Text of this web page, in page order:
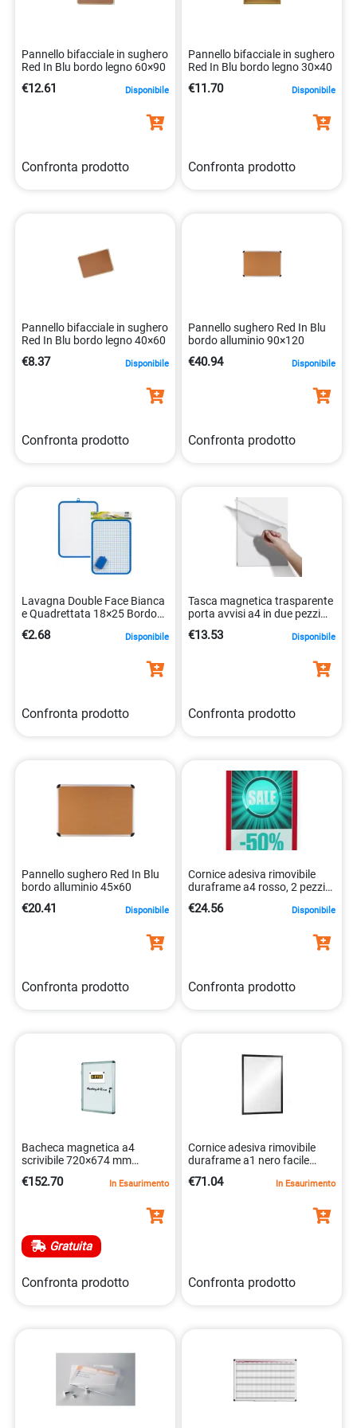
Pannello bifacciale in sughero
Red In Blu bordo legno 60×90
€12.61 Disponibile
Confronta prodotto
Pannello bifacciale in sughero
Red In Blu bordo legno 30×40
€11.70 Disponibile
Confronta prodotto
Pannello bifacciale in sughero
Red In Blu bordo legno 40×60
€8.37 Disponibile
Confronta prodotto
Pannello sughero Red In Blu
bordo alluminio 90×120
€40.94 Disponibile
Confronta prodotto
Lavagna Double Face Bianca
e Quadrettata 18×25 Bordo
8007509033227
€2.68 Disponibile
Confronta prodotto
Tasca magnetica trasparente
porta avvisi a4 in due pezzi
€13.53 Disponibile
Confronta prodotto
Pannello sughero Red In Blu
bordo alluminio 45×60
€20.41 Disponibile
Confronta prodotto
Cornice adesiva rimovibile
duraframe a4 rosso, 2 pezzi
€24.56 Disponibile
Confronta prodotto
Bacheca magnetica a4
scrivibile 720×674 mm
€152.70 In Esaurimento
Gratuita
Confronta prodotto
Cornice adesiva rimovibile
duraframe a1 nero facile
€71.04 In Esaurimento
Confronta prodotto